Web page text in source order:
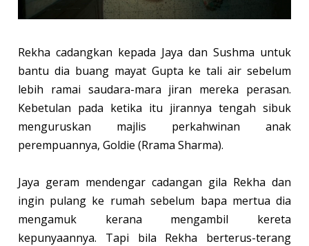
Rekha cadangkan kepada Jaya dan Sushma untuk
bantu dia buang mayat Gupta ke tali air sebelum
lebih ramai saudara-mara jiran mereka perasan.
Kebetulan pada ketika itu jirannya tengah sibuk
menguruskan majlis perkahwinan anak
perempuannya, Goldie (Rrama Sharma).
Jaya geram mendengar cadangan gila Rekha dan
ingin pulang ke rumah sebelum bapa mertua dia
mengamuk kerana mengambil kereta
kepunyaannya. Tapi bila Rekha berterus-terang